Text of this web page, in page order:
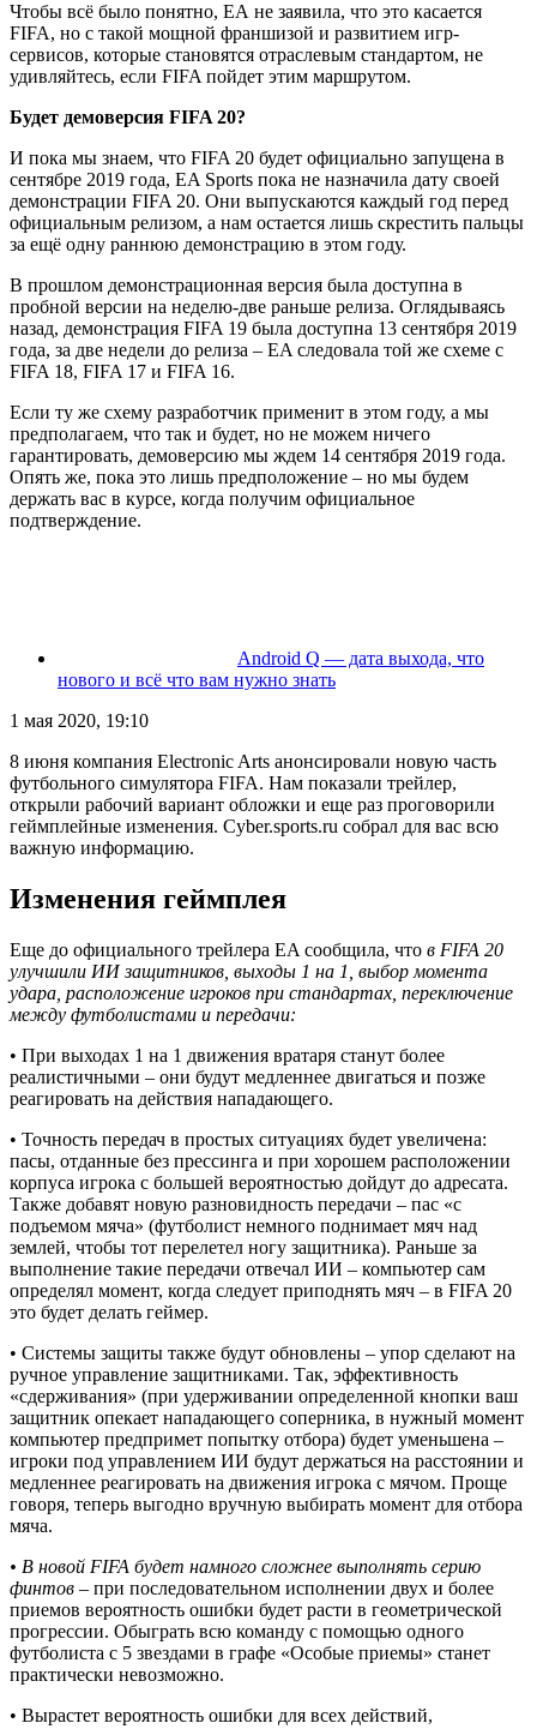
Чтобы всё было понятно, ЕА не заявила, что это касается
FIFA, но с такой мощной франшизой и развитием игр-
сервисов, которые становятся отраслевым стандартом, не
удивляйтесь, если FIFA пойдет этим маршрутом.
Будет демоверсия FIFA 20?
И пока мы знаем, что FIFA 20 будет официально запущена в
сентябре 2019 года, EA Sports пока не назначила дату своей
демонстрации FIFA 20. Они выпускаются каждый год перед
официальным релизом, а нам остается лишь скрестить пальцы
за ещё одну раннюю демонстрацию в этом году.
В прошлом демонстрационная версия была доступна в
пробной версии на неделю-две раньше релиза. Оглядываясь
назад, демонстрация FIFA 19 была доступна 13 сентября 2019
года, за две недели до релиза – EA следовала той же схеме с
FIFA 18, FIFA 17 и FIFA 16.
Если ту же схему разработчик применит в этом году, а мы
предполагаем, что так и будет, но не можем ничего
гарантировать, демоверсию мы ждем 14 сентября 2019 года.
Опять же, пока это лишь предположение – но мы будем
держать вас в курсе, когда получим официальное
подтверждение.
Android Q — дата выхода, что
нового и всё что вам нужно знать
1 мая 2020, 19:10
8 июня компания Electronic Arts анонсировали новую часть
футбольного симулятора FIFA. Нам показали трейлер,
открыли рабочий вариант обложки и еще раз проговорили
геймплейные изменения. Cyber.sports.ru собрал для вас всю
важную информацию.
Изменения геймплея
Еще до официального трейлера EA сообщила, что в FIFA 20
улучшили ИИ защитников, выходы 1 на 1, выбор момента
удара, расположение игроков при стандартах, переключение
между футболистами и передачи:
• При выходах 1 на 1 движения вратаря станут более
реалистичными – они будут медленнее двигаться и позже
реагировать на действия нападающего.
• Точность передач в простых ситуациях будет увеличена:
пасы, отданные без прессинга и при хорошем расположении
корпуса игрока с большей вероятностью дойдут до адресата.
Также добавят новую разновидность передачи – пас «с
подъемом мяча» (футболист немного поднимает мяч над
землей, чтобы тот перелетел ногу защитника). Раньше за
выполнение такие передачи отвечал ИИ – компьютер сам
определял момент, когда следует приподнять мяч – в FIFA 20
это будет делать геймер.
• Системы защиты также будут обновлены – упор сделают на
ручное управление защитниками. Так, эффективность
«сдерживания» (при удерживании определенной кнопки ваш
защитник опекает нападающего соперника, в нужный момент
компьютер предпримет попытку отбора) будет уменьшена –
игроки под управлением ИИ будут держаться на расстоянии и
медленнее реагировать на движения игрока с мячом. Проще
говоря, теперь выгодно вручную выбирать момент для отбора
мяча.
• В новой FIFA будет намного сложнее выполнять серию
финтов – при последовательном исполнении двух и более
приемов вероятность ошибки будет расти в геометрической
прогрессии. Обыграть всю команду с помощью одного
футболиста с 5 звездами в графе «Особые приемы» станет
практически невозможно.
• Вырастет вероятность ошибки для всех действий,